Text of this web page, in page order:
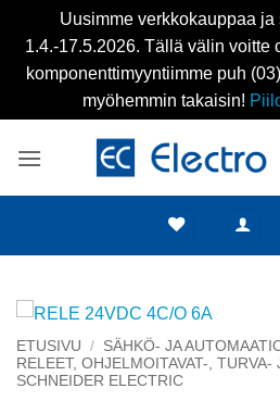
Uusimme verkkokauppaa ja
1.4.-17.5.2026. Tällä välin voitte
komponenttimyyntiimme puh
myöhemmin takaisin!
ETUSIVU / SÄHKÖ- JA
RELEET, OHJELMOITAVAT-, TURVA-
SCHNEIDER ELECTRIC